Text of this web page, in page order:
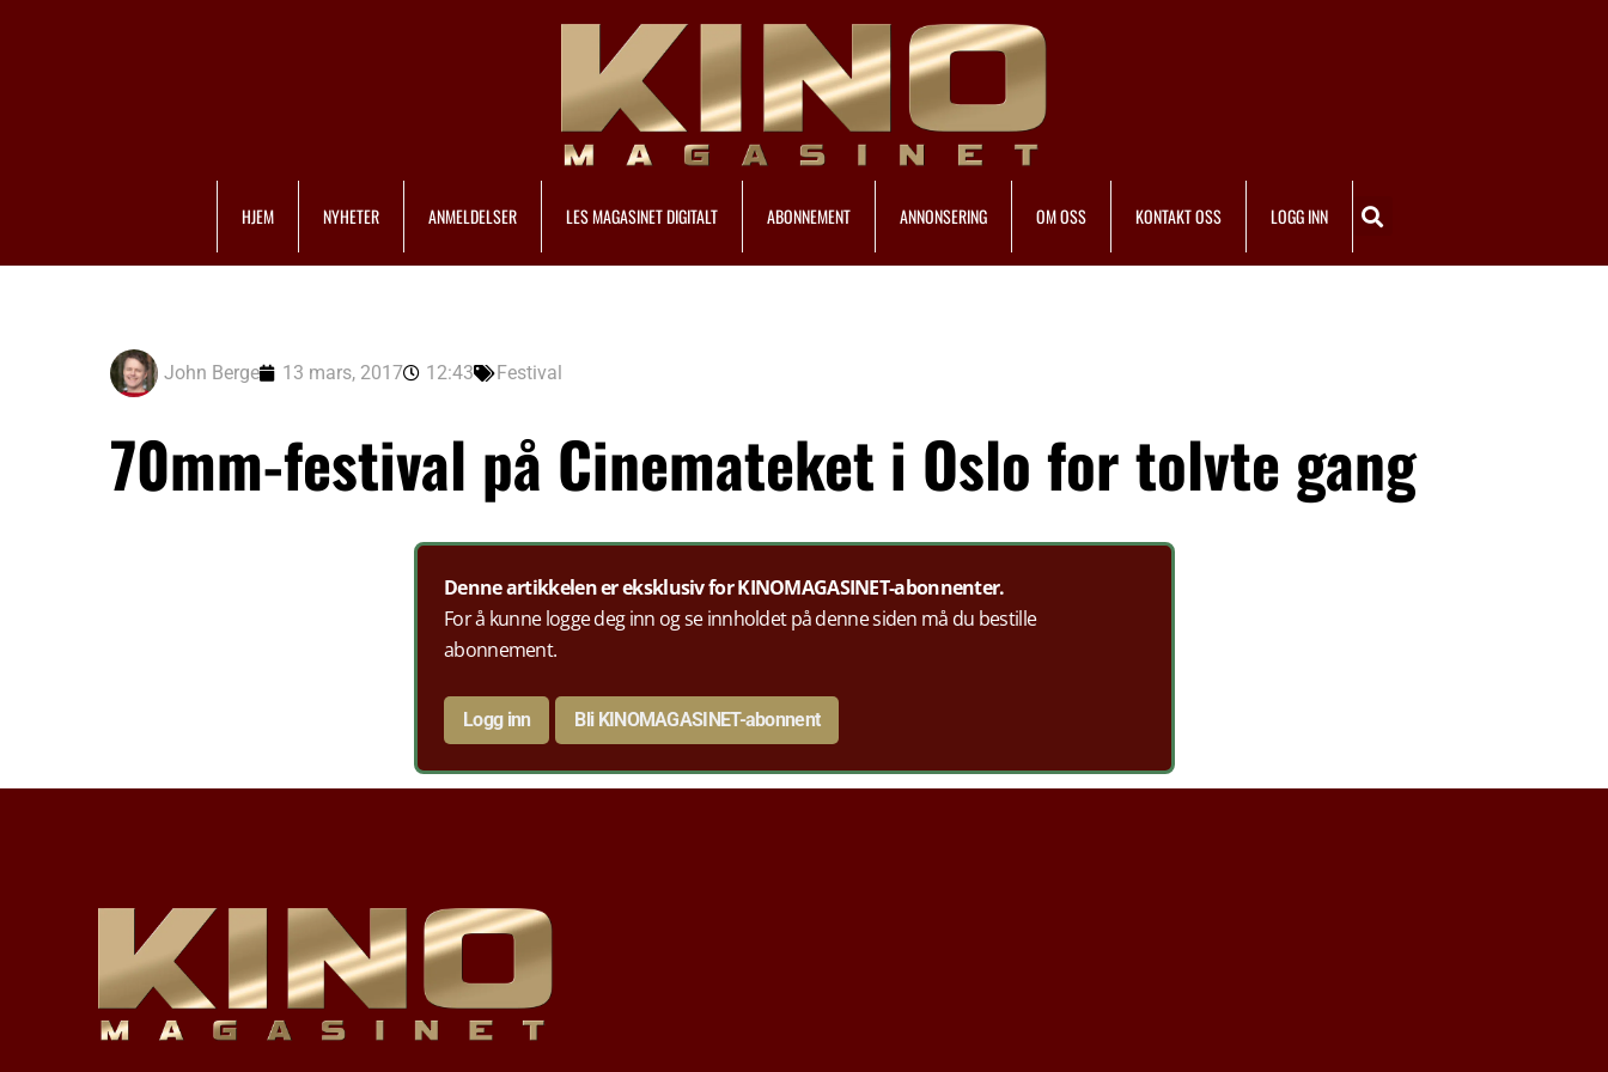
HJEM NYHETER ANMELDELSER LES MAGASINET DIGITALT ABONNEMENT ANNONSERING OM OSS KONTAKT OSS LOGG INN
John Berge 13 mars, 2017 12:43 Festival
70mm-festival på Cinemateket i Oslo for tolvte gang
Denne artikkelen er eksklusiv for KINOMAGASINET-abonnenter.
For å kunne logge deg inn og se innholdet på denne siden må du bestille
abonnement.
Logg inn Bli KINOMAGASINET-abonnent